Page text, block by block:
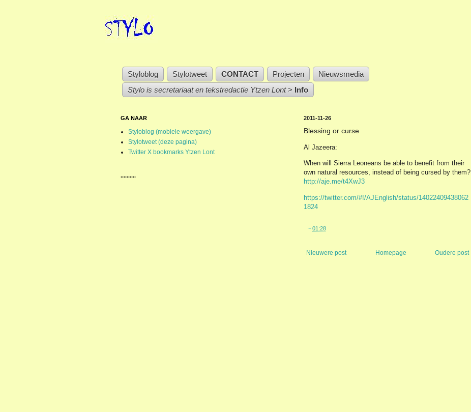
Styloblog Stylotweet CONTACT Projecten
Nieuwsmedia
Stylo is secretariaat en tekstredactie Ytzen Lont> Info
2011-11-26
Blessing or curse
Al Jazeera:
When will Sierra Leoneans be able to benefit from their
own natural resources, instead of being cursed by them?
http://aje.me/t4XwJ3
https://twitter.com/#!/AJEnglish/status/14022409438062
1824
~ 01:28
Nieuwere post Oudere post
Homepage
GA NAAR
Styloblog (mobiele weergave)
Stylotweet (deze pagina)
Twitter X bookmarks Ytzen Lont
..........